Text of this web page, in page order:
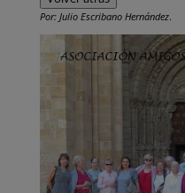
Por: Julio Escribano Hernández.